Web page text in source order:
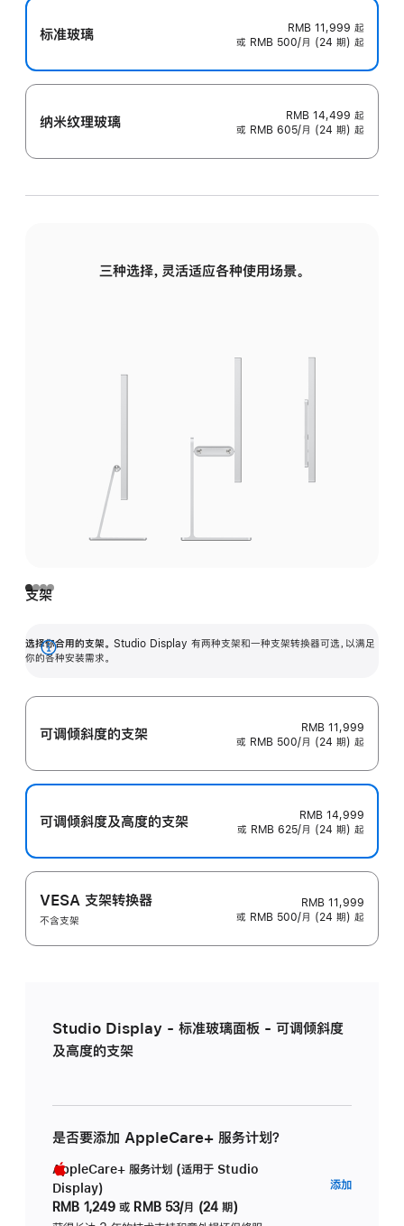
标准玻璃 RMB 11,999 起
或 RMB 500/月 (24 期) 起
纳米纹理玻璃 RMB 14,499 起
或 RMB 605/月 (24 期) 起
三种选择，灵活适应各种使用场景。
支架
选择你合用的支架。 Studio Display 有两种支架和一种支架转换器可选，以满足
你的各种安装需求。
展
可调倾斜度的支架
RMB 11,999
或 RMB 500/月 (24 期) 起
可调倾斜度及高‍度的支‍架
RMB 14,999
或 RMB 625/月 (24 期) 起
VESA 支架转换器
不含支架
RMB 11,999
或 RMB 500/月 (24 期) 起
Studio Display - 标准玻璃面板 - 可调倾斜度
及高度的支架
是否要添加 AppleCare+ 服务计划？
AppleCare+ 服务计划 (适用于 Studio
Display)
RMB 1,249 或 RMB 53/月 (24 期)
添加